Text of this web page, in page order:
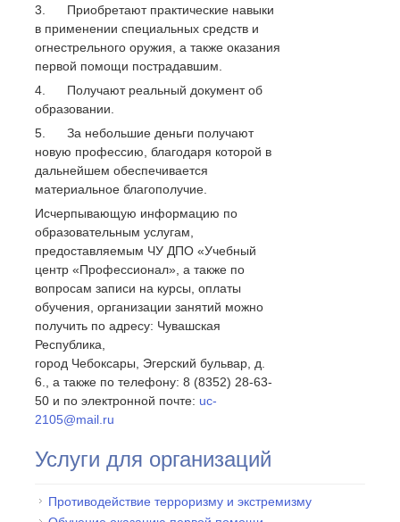
3. Приобретают практические навыки
в применении специальных средств и
огнестрельного оружия, а также оказания
первой помощи пострадавшим.
4. Получают реальный документ об
образовании.
5. За небольшие деньги получают
новую профессию, благодаря которой в
дальнейшем обеспечивается
материальное благополучие.
Исчерпывающую информацию по
образовательным услугам,
предоставляемым ЧУ ДПО «Учебный
центр «Профессионал», а также по
вопросам записи на курсы, оплаты
обучения, организации занятий можно
получить по адресу: Чувашская
Республика,
город Чебоксары, Эгерский бульвар, д.
6., а также по телефону: 8 (8352) 28-63-
50 и по электронной почте: uc-
2105@mail.ru
Услуги для организаций
Противодействие терроризму и экстремизму